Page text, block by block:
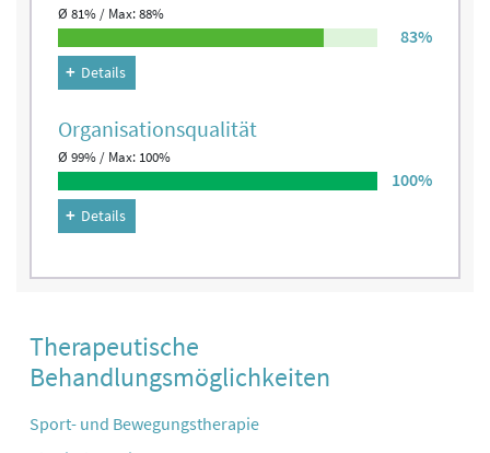
Ø 81% / Max: 88%
83%
Details
Organisations­qualität
Ø 99% / Max: 100%
100%
Details
Therapeutische
Behandlungsmöglichkeiten
Sport- und Bewegungstherapie